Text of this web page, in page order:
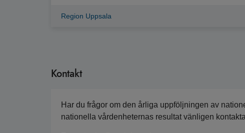
Region Uppsala
Kontakt
Har du frågor om den årliga uppföljningen av
nationella vårdenheternas resultat vänligen